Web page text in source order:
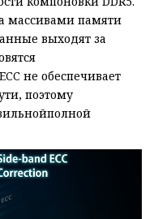
массивами памяти
выходят за
не обеспечивает
поэтому